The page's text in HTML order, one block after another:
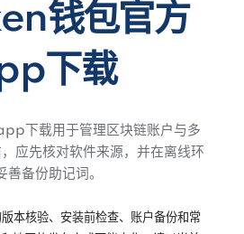
钱包官方
下载
下载用于管理区块链账户与多
应先核对软件来源，并在离线环
善备份助记词。
本核验、安装前检查、账户备份和常